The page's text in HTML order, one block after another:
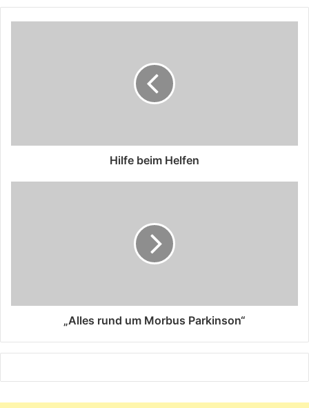
Hilfe beim Helfen
„Alles rund um Morbus Parkinson“